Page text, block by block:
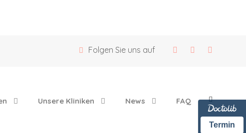
Folgen Sie uns auf
Unsere Kliniken News FAQ
Termin